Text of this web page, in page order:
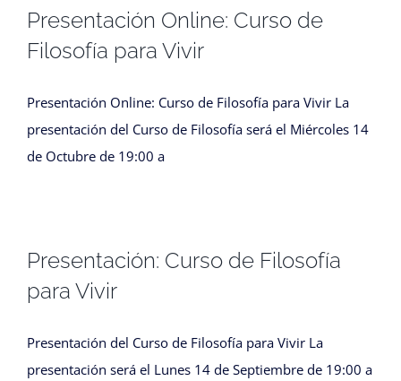
Presentación Online: Curso de
Filosofía para Vivir
Presentación Online: Curso de Filosofía para Vivir La
presentación del Curso de Filosofía será el Miércoles 14
de Octubre de 19:00 a
Presentación: Curso de Filosofía
para Vivir
Presentación del Curso de Filosofía para Vivir La
presentación será el Lunes 14 de Septiembre de 19:00 a